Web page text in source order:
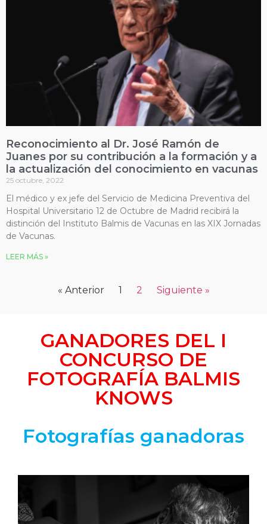
Reconocimiento al Dr. José Ramón de
Juanes por su contribución a la formación y a
la actualización del conocimiento en vacunas
25 octubre, 2022
El médico y ex jefe del Servicio de Medicina Preventiva del
Hospital Universitario 12 de Octubre de Madrid recibirá la
distinción del Instituto Balmis de Vacunas en las XIX Jornadas
de Vacunas.
LEER MÁS »
« Anterior 1 2 Siguiente »
GANADORES DEL I
CONCURSO DE
FOTOGRAFÍA BALMIS
KNOWS
Fotografías ganadoras